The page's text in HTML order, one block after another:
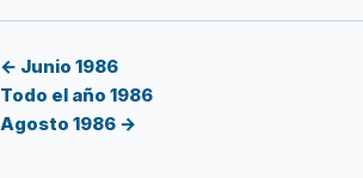
← Junio 1986
Todo el año 1986
Agosto 1986 →